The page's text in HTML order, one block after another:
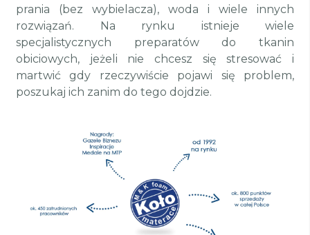
prania (bez wybielacza), woda i wiele innych
rozwiązań. Na rynku istnieje wiele
specjalistycznych preparatów do tkanin
obiciowych, jeżeli nie chcesz się stresować i
martwić gdy rzeczywiście pojawi się problem,
poszukaj ich zanim do tego dojdzie.